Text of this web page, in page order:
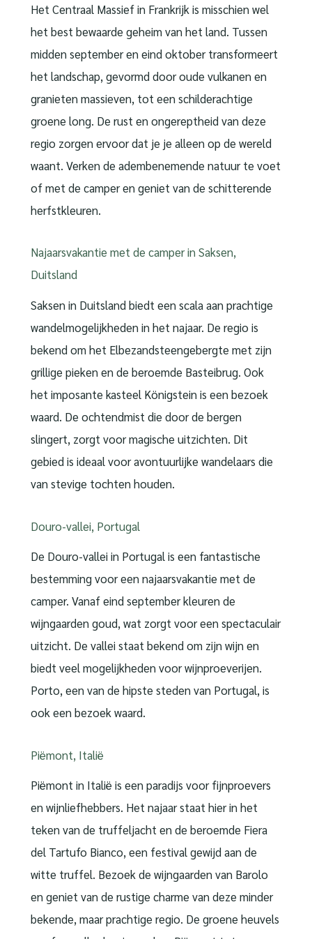
Het Centraal Massief in Frankrijk is misschien wel
het best bewaarde geheim van het land. Tussen
midden september en eind oktober transformeert
het landschap, gevormd door oude vulkanen en
granieten massieven, tot een schilderachtige
groene long. De rust en ongereptheid van deze
regio zorgen ervoor dat je je alleen op de wereld
waant. Verken de adembenemende natuur te voet
of met de camper en geniet van de schitterende
herfstkleuren.
Najaarsvakantie met de camper in Saksen,
Duitsland
Saksen in Duitsland biedt een scala aan prachtige
wandelmogelijkheden in het najaar. De regio is
bekend om het Elbezandsteengebergte met zijn
grillige pieken en de beroemde Basteibrug. Ook
het imposante kasteel Königstein is een bezoek
waard. De ochtendmist die door de bergen
slingert, zorgt voor magische uitzichten. Dit
gebied is ideaal voor avontuurlijke wandelaars die
van stevige tochten houden.
Douro-vallei, Portugal
De Douro-vallei in Portugal is een fantastische
bestemming voor een najaarsvakantie met de
camper. Vanaf eind september kleuren de
wijngaarden goud, wat zorgt voor een spectaculair
uitzicht. De vallei staat bekend om zijn wijn en
biedt veel mogelijkheden voor wijnproeverijen.
Porto, een van de hipste steden van Portugal, is
ook een bezoek waard.
Piëmont, Italië
Piëmont in Italië is een paradijs voor fijnproevers
en wijnliefhebbers. Het najaar staat hier in het
teken van de truffeljacht en de beroemde Fiera
del Tartufo Bianco, een festival gewijd aan de
witte truffel. Bezoek de wijngaarden van Barolo
en geniet van de rustige charme van deze minder
bekende, maar prachtige regio. De groene heuvels